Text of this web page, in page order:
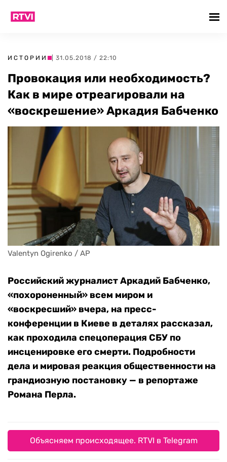
ИСТОРИИ | 31.05.2018 / 22:10
Провокация или необходимость?
Как в мире отреагировали на
«воскрешение» Аркадия Бабченко
Valentyn Ogirenko / AP
Российский журналист Аркадий Бабченко,
«похороненный» всем миром и
«воскресший» вчера, на пресс-
конференции в Киеве в деталях рассказал,
как проходила спецоперация СБУ по
инсценировке его смерти. Подробности
дела и мировая реакция общественности на
грандиозную постановку — в репортаже
Романа Перла.
Объясняем происходящее. RTVI в Telegram